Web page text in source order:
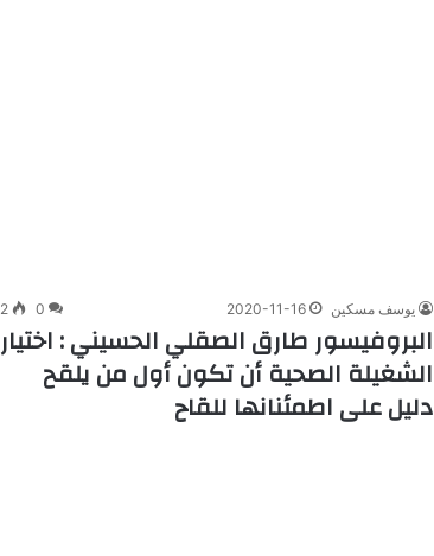
يوسف مسكين 2020-11-16
0
2
البروفيسور طارق الصقلي الحسيني : اختيار
الشغيلة الصحية أن تكون أول من يلقح
دليل على اطمئنانها للقاح